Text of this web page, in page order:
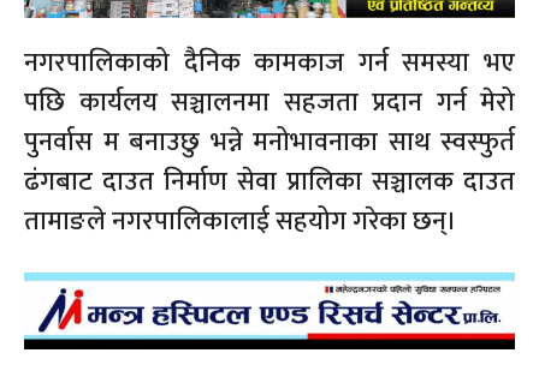
नगरपालिकाको दैनिक कामकाज गर्न समस्या भए
पछि कार्यलय सञ्चालनमा सहजता प्रदान गर्न मेरो
पुनर्वास म बनाउछु भन्ने मनोभावनाका साथ स्वस्फुर्त
ढंगबाट दाउत निर्माण सेवा प्रालिका सञ्चालक दाउत
तामाङले नगरपालिकालाई सहयोग गरेका छन्।